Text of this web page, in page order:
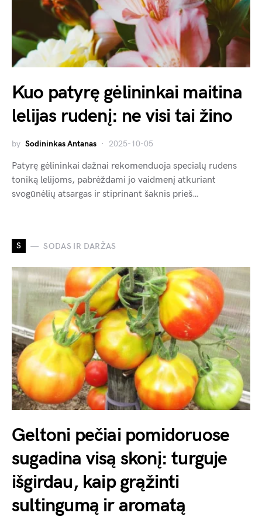
Kuo patyrę gėlininkai maitina
lelijas rudenį: ne visi tai žino
by Sodininkas Antanas 2025-10-05
Patyrę gėlininkai dažnai rekomenduoja specialų rudens
toniką lelijoms, pabrėždami jo vaidmenį atkuriant
svogūnėlių atsargas ir stiprinant šaknis prieš…
S SODAS IR DARŽAS
Geltoni pečiai pomidoruose
sugadina visą skonį: turguje
išgirdau, kaip grąžinti
sultingumą ir aromatą